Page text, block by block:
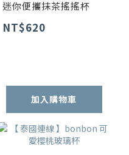
迷你便攜抹茶搖搖杯
NT$620
加入購物車